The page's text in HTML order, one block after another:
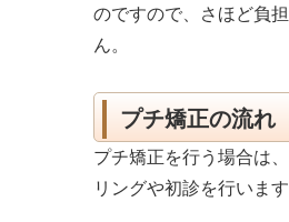
のですので、さほど負
ん。
プチ矯正の流れ
プチ矯正を行う場合は
リングや初診を行います